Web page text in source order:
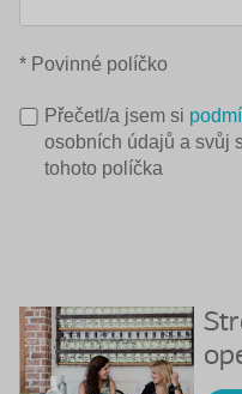
* Povinné políčko
Přečetl/a jsem si
osobních údajů a svůj
tohoto políčka